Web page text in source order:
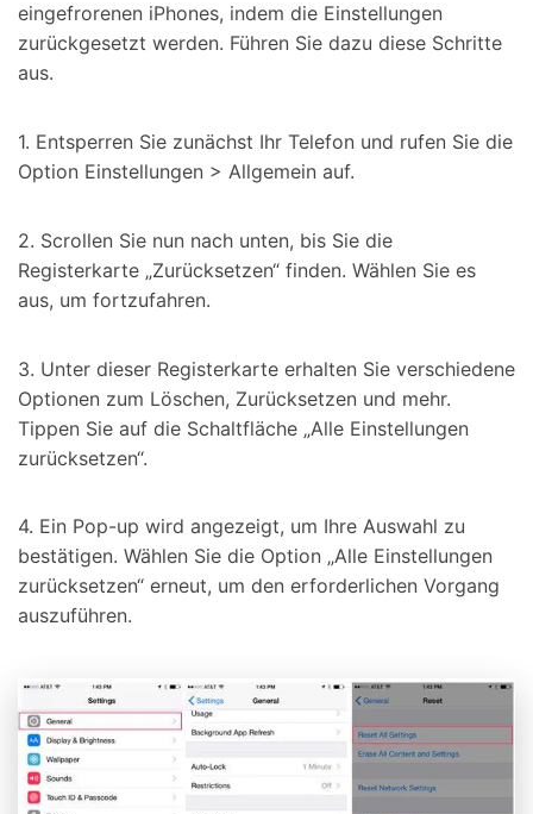
eingefrorenen iPhones, indem die Einstellungen
zurückgesetzt werden. Führen Sie dazu diese Schritte
aus.
1. Entsperren Sie zunächst Ihr Telefon und rufen Sie die
Option Einstellungen > Allgemein auf.
2. Scrollen Sie nun nach unten, bis Sie die
Registerkarte „Zurücksetzen“ finden. Wählen Sie es
aus, um fortzufahren.
3. Unter dieser Registerkarte erhalten Sie verschiedene
Optionen zum Löschen, Zurücksetzen und mehr.
Tippen Sie auf die Schaltfläche „Alle Einstellungen
zurücksetzen“.
4. Ein Pop-up wird angezeigt, um Ihre Auswahl zu
bestätigen. Wählen Sie die Option „Alle Einstellungen
zurücksetzen“ erneut, um den erforderlichen Vorgang
auszuführen.